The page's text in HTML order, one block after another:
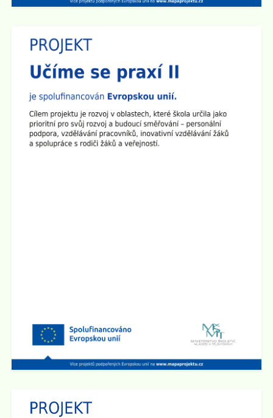
Den otevřených dveří na 2. stupni školy
Dne 29.4. od 15:00 do 17:30 hod zveme všechny
rodiče a přátele školy naDen otevřených dveří na 2.
stupni
. Ve třídách budou připraveny různé prezentace a
ukázky pomůcek. Den otevřených dveří chceme
zakončit společným opékáním na školním dvoře.
Všichni jste srdečně zváni!